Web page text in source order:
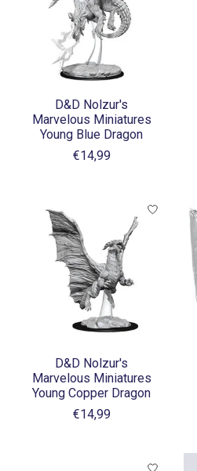
D&D Nolzur's
Marvelous Miniatures
Young Blue Dragon
€14,99
D&D Nolzur's
Marvelous Miniatures
Young Copper Dragon
€14,99